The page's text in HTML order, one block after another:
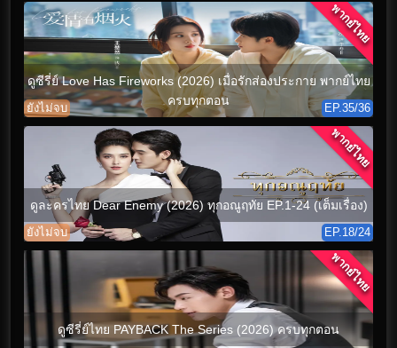
ดูซีรี่ย์ Love Has Fireworks (2026) เมื่อรักส่องประกาย พากย์ไทย
ครบทุกตอน
ยังไม่จบ EP.35/36
พากย์ไทย
ดูละครไทย Dear Enemy (2026) ทุกอณูฤทัย EP.1-24 (เต็มเรื่อง)
ยังไม่จบ EP.18/24
พากย์ไทย
ดูซีรี่ย์ไทย PAYBACK The Series (2026) ครบทุกตอน
พากย์ไทย